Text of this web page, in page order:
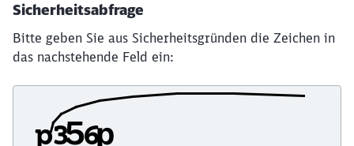
Sicherheitsabfrage
Bitte geben Sie aus Sicherheitsgründen die Zeichen in
das nachstehende Feld ein: